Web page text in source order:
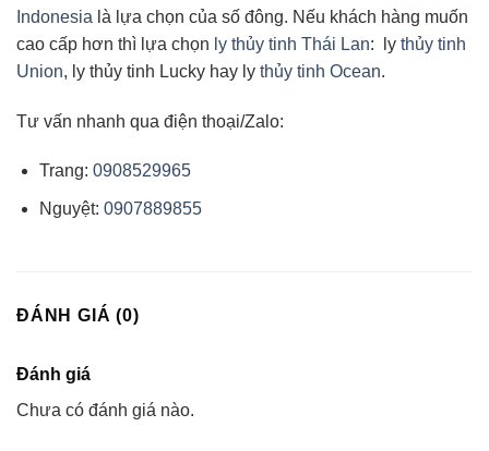
Indonesia là lựa chọn của số đông. Nếu khách hàng muốn
cao cấp hơn thì lựa chọn ly thủy tinh Thái Lan: ly thủy tinh
Union, ly thủy tinh Lucky hay ly thủy tinh Ocean.
Tư vấn nhanh qua điện thoại/Zalo:
Trang: 0908529965
Nguyệt: 0907889855
ĐÁNH GIÁ (0)
Đánh giá
Chưa có đánh giá nào.